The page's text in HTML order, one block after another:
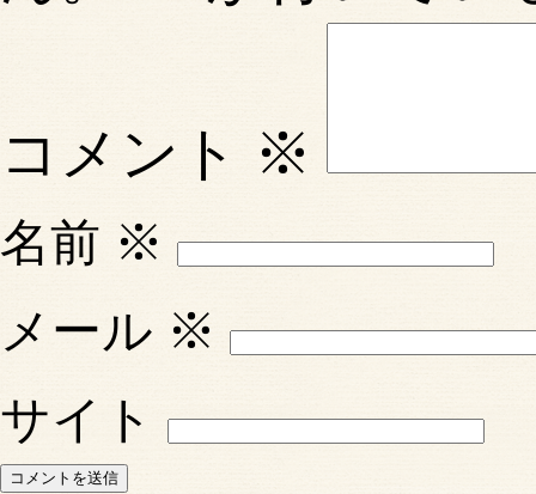
コメント ※
名前 ※
メール ※
サイト